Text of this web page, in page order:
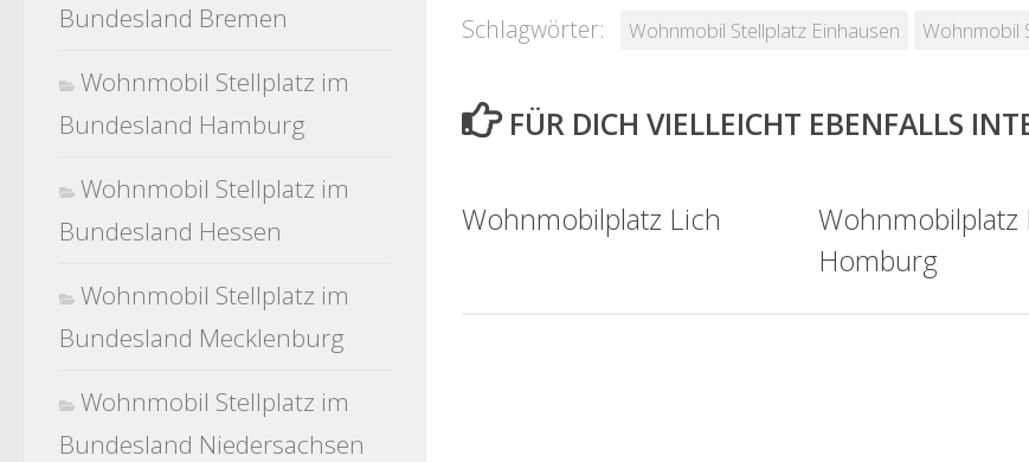
Schlagwörter: Wohnmobil Stellplatz Einhausen Wohnmobil
FÜR DICH VIELLEICHT EBENFALLS
Wohnmobilplatz Lich
Wohnmobilplatz
Homburg
Bundesland Bremen
Wohnmobil Stellplatz im
Bundesland Hamburg
Wohnmobil Stellplatz im
Bundesland Hessen
Wohnmobil Stellplatz im
Bundesland Mecklenburg
Wohnmobil Stellplatz im
Bundesland Niedersachsen